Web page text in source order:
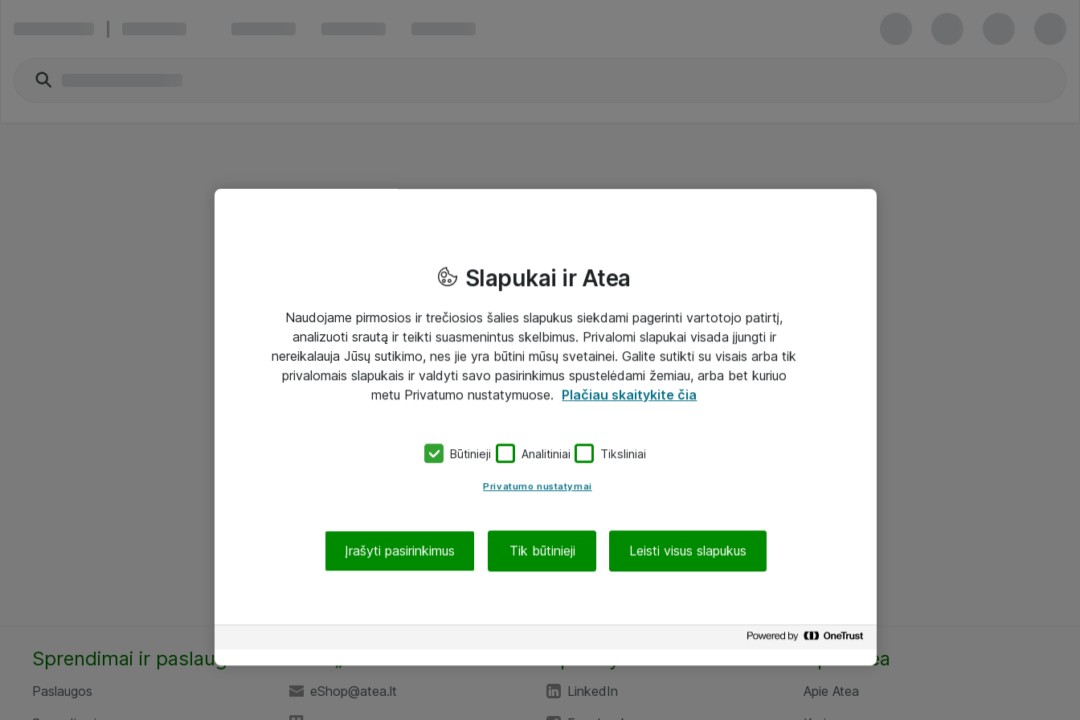
Sprendimai ir paslaugos
Paslaugos
eShop@atea.lt
LinkedIn
Apie Atea
Apie Atea
Slapukai ir Atea
Naudojame pirmosios ir trečiosios šalies slapukus siekdami pagerinti vartotojo patirtį,
analizuoti srautą ir teikti suasmenintus skelbimus. Privalomi slapukai visada įjungti ir
nereikalauja Jūsų sutikimo, nes jie yra būtini mūsų svetainei. Galite sutikti su visais arba tik
privalomais slapukais ir valdyti savo pasirinkimus spustelėdami žemiau, arba bet kuriuo
metu Privatumo nustatymuose. Plačiau skaitykite čia
Būtinieji Analitiniai Tiksliniai
Privatumo nustatymai
Įrašyti pasirinkimus Tik būtinieji Leisti visus slapukus